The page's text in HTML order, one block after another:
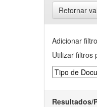
Retornar
Adicionar
Utilizar filtros
Resultados/